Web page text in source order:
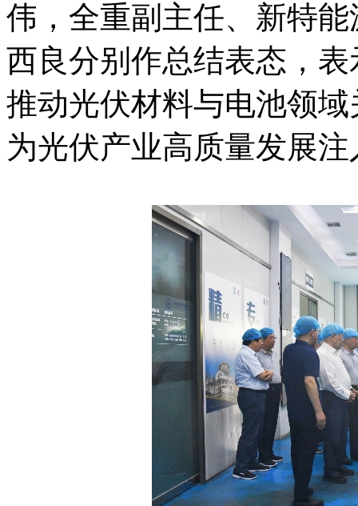
伟，全重副主任、新特
西良分别作总结表态，
推动光伏材料与电池领
为光伏产业高质量发展